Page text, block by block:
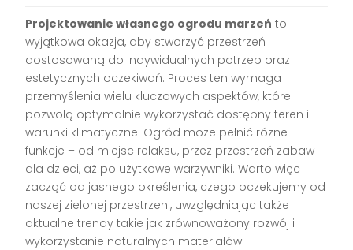
Projektowanie własnego ogrodu marzeń to
wyjątkowa okazja, aby stworzyć przestrzeń
dostosowaną do indywidualnych potrzeb oraz
estetycznych oczekiwań. Proces ten wymaga
przemyślenia wielu kluczowych aspektów, które
pozwolą optymalnie wykorzystać dostępny teren i
warunki klimatyczne. Ogród może pełnić różne
funkcje – od miejsc relaksu, przez przestrzeń zabaw
dla dzieci, aż po użytkowe warzywniki. Warto więc
zacząć od jasnego określenia, czego oczekujemy od
naszej zielonej przestrzeni, uwzględniając także
aktualne trendy takie jak zrównoważony rozwój i
wykorzystanie naturalnych materiałów.